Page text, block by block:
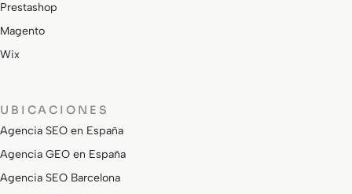
Prestashop
Magento
Wix
UBICACIONES
Agencia SEO en España
Agencia GEO en España
Agencia SEO Barcelona